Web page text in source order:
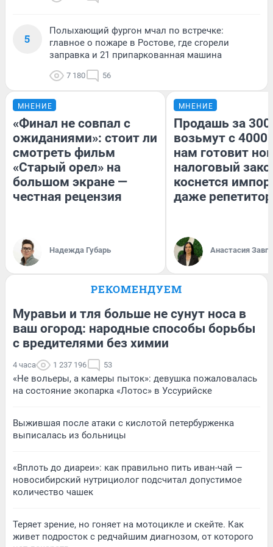
5
Полыхающий фургон мчал по встречке:
главное о пожаре в Ростове, где сгорели
заправка и 21 припаркованная машина
7 180 56
МНЕНИЕ
«Финал не совпал с
ожиданиями»: стоит ли
смотреть фильм
«Старый орел» на
большом экране —
честная рецензия
Надежда Губарь
МНЕНИЕ
Продашь за
возьмут с
нам готовит
налоговый
коснется
даже
Анастасия
РЕКОМЕНДУЕМ
Муравьи и тля больше не сунут носа в
ваш огород: народные способы борьбы
с вредителями без химии
4 часа 1 237 196 53
«Не вольеры, а камеры пыток»: девушка пожаловалась
на состояние экопарка «Лотос» в Уссурийске
Выжившая после атаки с кислотой петербурженка
выписалась из больницы
«Вплоть до диареи»: как правильно пить иван-чай —
новосибирский нутрициолог подсчитал допустимое
количество чашек
Теряет зрение, но гоняет на мотоцикле и скейте. Как
живет подросток с редчайшим диагнозом, от которого